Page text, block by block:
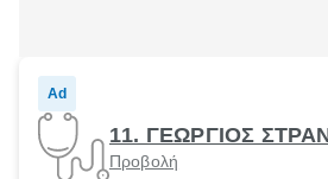
Ad
11. ΓΕΩΡΓΙΟΣ
Προβολή